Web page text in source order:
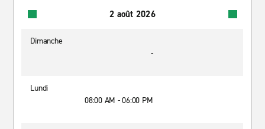
2 août 2026
Dimanche
-
Lundi
08:00 AM - 06:00 PM